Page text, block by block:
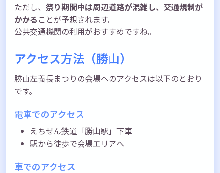
ただし、 祭り期間中は周辺道路が混雑し、交通規制が
かかる ことが予想されます。
公共交通機関の利用がおすすめですね。
アクセス方法（勝山）
勝山左義長まつりの会場へのアクセスは以下のとおり
です。
電車でのアクセス
えちぜん鉄道「勝山駅」下車
駅から徒歩で会場エリアへ
車でのアクセス